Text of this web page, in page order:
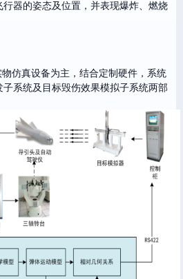
器的姿态及位置，并表现爆炸、燃烧
仿真设备为主，结合定制硬件 ，系统
系统及目标毁伤效果模拟子系统两部